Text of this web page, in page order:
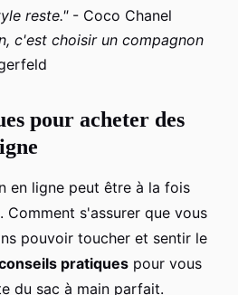
reste."- Coco Chanel
c'est choisir un compagnon
pour acheter des
en ligne peut être à la fois
s'assurer que vous
pouvoir toucher et sentir le
pratiques pour vous
du sac à main parfait.